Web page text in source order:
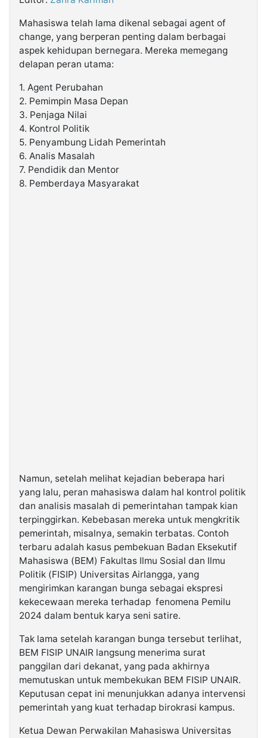
Kabarbaru.co
2026
Kabarbaru
Media
Holding
Mahasiswa telah lama dikenal sebagai agent of
change, yang berperan penting dalam berbagai
aspek kehidupan bernegara. Mereka memegang
delapan peran utama:
1. Agent Perubahan
2. Pemimpin Masa Depan
3. Penjaga Nilai
4. Kontrol Politik
5. Penyambung Lidah Pemerintah
6. Analis Masalah
7. Pendidik dan Mentor
8. Pemberdaya Masyarakat
Namun, setelah melihat kejadian beberapa hari
yang lalu, peran mahasiswa dalam hal kontrol politik
dan analisis masalah di pemerintahan tampak kian
terpinggirkan. Kebebasan mereka untuk mengkritik
pemerintah, misalnya, semakin terbatas. Contoh
terbaru adalah kasus pembekuan Badan Eksekutif
Mahasiswa (BEM) Fakultas Ilmu Sosial dan Ilmu
Politik (FISIP) Universitas Airlangga, yang
mengirimkan karangan bunga sebagai ekspresi
kekecewaan mereka terhadap fenomena Pemilu
2024 dalam bentuk karya seni satire.
Tak lama setelah karangan bunga tersebut terlihat,
BEM FISIP UNAIR langsung menerima surat
panggilan dari dekanat, yang pada akhirnya
memutuskan untuk membekukan BEM FISIP UNAIR.
Keputusan cepat ini menunjukkan adanya intervensi
pemerintah yang kuat terhadap birokrasi kampus.
Ketua Dewan Perwakilan Mahasiswa Universitas